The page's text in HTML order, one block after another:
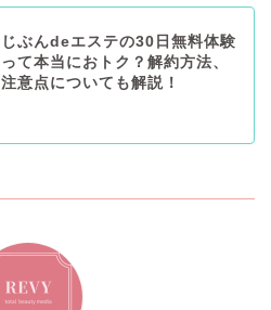
じぶんdeエステの30日無料体験
って本当におトク？解約方法、
注意点についても解説！